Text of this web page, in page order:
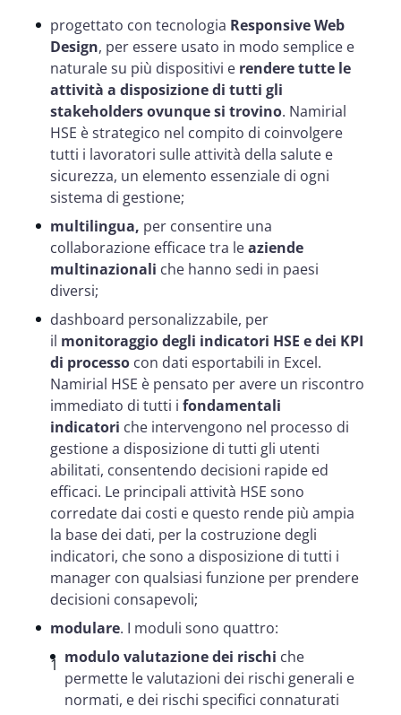
progettato con tecnologia Responsive Web
Design, per essere usato in modo semplice e
naturale su più dispositivi e rendere tutte le
attività a disposizione di tutti gli
stakeholders ovunque si trovino. Namirial
HSE è strategico nel compito di coinvolgere
tutti i lavoratori sulle attività della salute e
sicurezza, un elemento essenziale di ogni
sistema di gestione;
multilingua, per consentire una
collaborazione efficace tra leaziende
multinazionali che hanno sedi in paesi
diversi;
dashboard personalizzabile, per
il monitoraggio degli indicatori HSE e dei KPI
di processo con dati esportabili in Excel.
Namirial HSE è pensato per avere un riscontro
immediato di tutti i fondamentali
indicatori che intervengono nel processo di
gestione a disposizione di tutti gli utenti
abilitati, consentendo decisioni rapide ed
efficaci. Le principali attività HSE sono
corredate dai costi e questo rende più ampia
la base dei dati, per la costruzione degli
indicatori, che sono a disposizione di tutti i
manager con qualsiasi funzione per prendere
decisioni consapevoli;
modulare. I moduli sono quattro:
modulo valutazione dei rischi che
permette le valutazioni dei rischi generali e
normati, e dei rischi specifici connaturati